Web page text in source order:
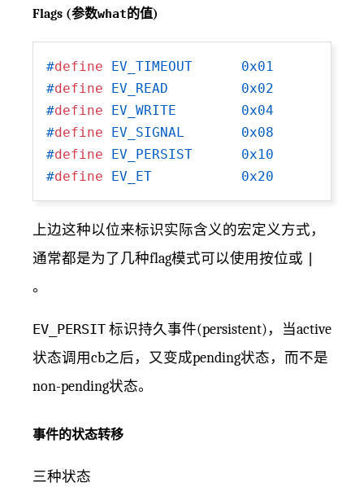
Flags (参数what 的值)
#define EV_TIMEOUT      0x01
#define EV_READ         0x02
#define EV_WRITE        0x04
#define EV_SIGNAL       0x08
#define EV_PERSIST      0x10
#define EV_ET           0x20
上边这种以位来标识实际含义的宏定义方式，
通常都是为了几种flag模式可以使用按位或 |
。
EV_PERSIT 标识持久事件(persistent)，当active
状态调用cb之后，又变成pending状态，而不是
non-pending状态。
事件的状态转移
三种状态